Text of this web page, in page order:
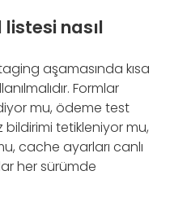
nasıl
aşamasında kısa
Formlar
mu, ödeme test
bildirimi tetikleniyor mu,
cache ayarları canlı
her sürümde